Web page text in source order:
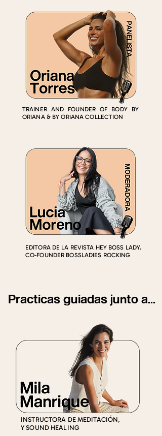
TRAINER AND FOUNDER OF BODY BY
ORIANA & BY ORIANA COLLECTION
EDITORA DE LA REVISTA HEY BOSS LADY.
CO-FOUNDER BOSSLADIES ROCKING
Practicas guiadas junto a...
INSTRUCTORA DE MEDITACIÓN,
Y SOUND HEALING